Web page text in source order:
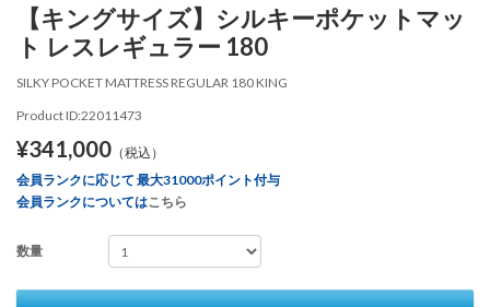
【キングサイズ】シルキーポケットマッ
ト レスレギュラー 180
SILKY POCKET MATTRESS REGULAR 180 KING
Product ID:22011473
¥341,000 （税込）
会員ランクに応じて 最大31000ポイント付与
会員ランクについてはこちら
数量